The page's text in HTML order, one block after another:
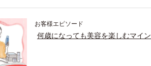
お客様エピソード
何歳になっても美容を楽しむマイ